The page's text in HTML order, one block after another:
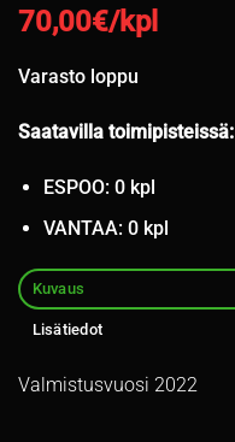
70,00€/kpl
Varasto loppu
Saatavilla toimipisteissä:
ESPOO: 0 kpl
VANTAA: 0 kpl
Kuvaus
Lisätiedot
Valmistusvuosi 2022